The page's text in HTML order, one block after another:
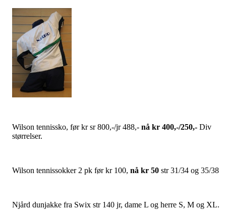
Wilson tennissko, før kr sr 800,-/jr 488,- nå kr 400,-/250,- Div
størrelser.
Wilson tennissokker 2 pk før kr 100, nå kr 50 str 31/34 og 35/38
Njård dunjakke fra Swix str 140 jr, dame L og herre S, M og XL.